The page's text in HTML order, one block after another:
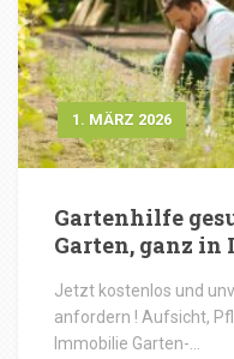
1. MÄRZ 2026
Gartenhilfe
Garten, ganz in
Jetzt kostenlos und
anfordern ! Aufsicht,
Immobilie Garten-…